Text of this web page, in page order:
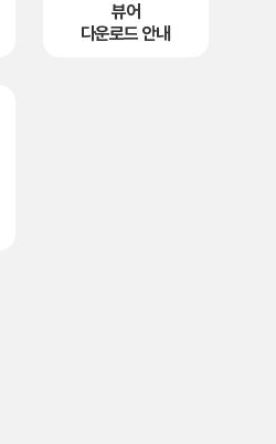
뷰어
다운로드 안내